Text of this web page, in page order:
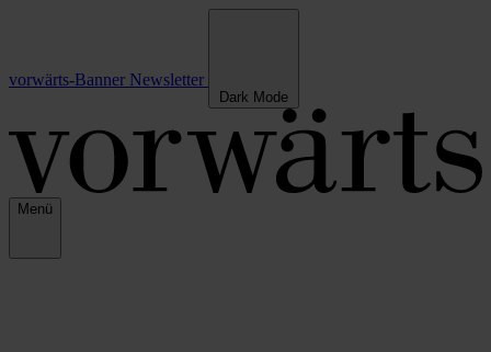
vorwärts-Banner Newsletter
Dark Mode
Menü